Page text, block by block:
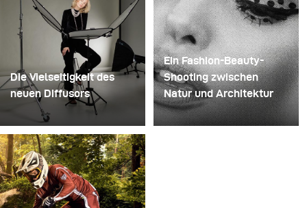
aufnehmen und dann freigeben konnte.
Die Vielseitigkeit des
neuen Diffusors
Manche Shootings
dienen dazu, Ideen zu
testen. Andere dazu,
neues Equipment
auszuprobieren. Dieses
Shooting war beides
Ein Fashion-Beauty-
Shooting zwischen
Natur und Architektur
Für dieses Projekt hatten